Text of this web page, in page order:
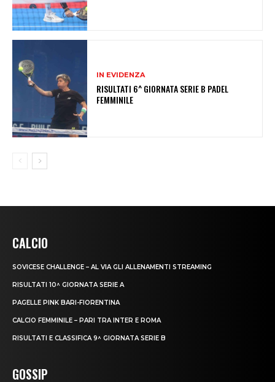
IN EVIDENZA
RISULTATI 6^ GIORNATA SERIE B PADEL
FEMMINILE
CALCIO
SOVICESE CHALLENGE – AL VIA GLI ALLENAMENTI STREAMING
RISULTATI 10^ GIORNATA SERIE A
PAGELLE PINK BARI-FIORENTINA
CALCIO FEMMINILE – PARI TRA INTER E ROMA
RISULTATI E CLASSIFICA 9^ GIORNATA SERIE B
GOSSIP